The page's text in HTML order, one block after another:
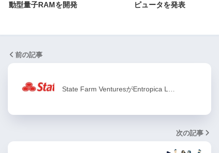
動型量子RAMを開発
ピュータを発表
前の記事
State Farm VenturesがEntropica L…
次の記事